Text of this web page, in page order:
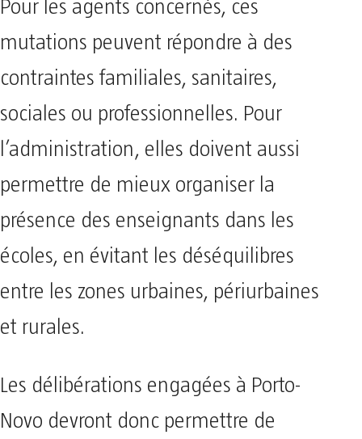
Pour les agents concernés, ces
mutations peuvent répondre à des
contraintes familiales, sanitaires,
sociales ou professionnelles. Pour
l’administration, elles doivent aussi
permettre de mieux organiser la
présence des enseignants dans les
écoles, en évitant les déséquilibres
entre les zones urbaines, périurbaines
et rurales.
Les délibérations engagées à Porto-
Novo devront donc permettre de